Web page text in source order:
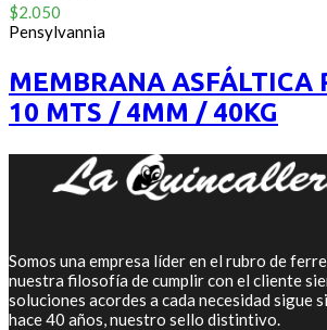
0
out
of
$2.050
Pensylvannia
MEMBRANA ASFÁLTICA
10 MTS / 4MM / 40KG
Somos una empresa líder en el rubro de
nuestra filosofía de cumplir con el cliente
soluciones acordes a cada necesidad sigue
hace 40 años, nuestro sello distintivo.